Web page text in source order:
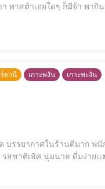
ธานี เกาะพงัน
เกาะพะงัน